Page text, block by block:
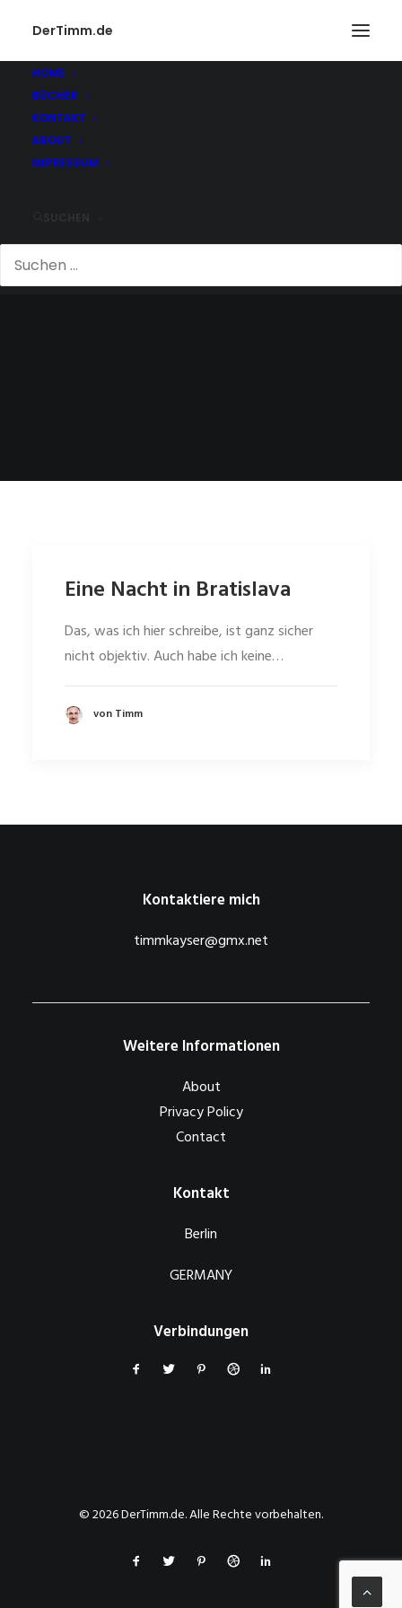
DerTimm.de
HOME
BÜCHER
KONTAKT
ABOUT
IMPRESSUM
Eine Nacht in Bratislava
Das, was ich hier schreibe, ist ganz sicher
nicht objektiv. Auch habe ich keine…
von Timm
Kontaktiere mich
timmkayser@gmx.net
Weitere Informationen
About
Privacy Policy
Contact
Kontakt
Berlin
GERMANY
Verbindungen
© 2026 DerTimm.de. Alle Rechte vorbehalten.